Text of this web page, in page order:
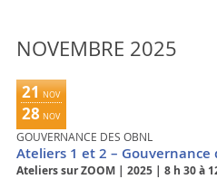
NOVEMBRE
21 NOV
28 NOV
GOUVERNANCE DES OBNL
Ateliers 1 et 2 – Gouvernance
Ateliers sur ZOOM| 2025| 8 h 30 à